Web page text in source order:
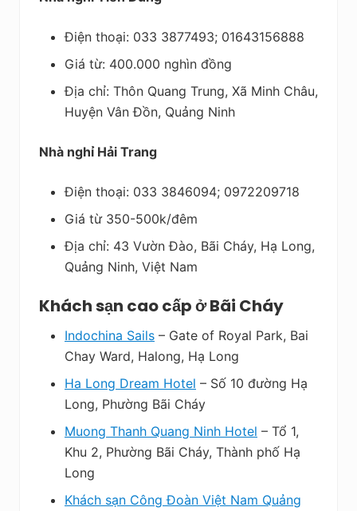
Điện thoại: 033 3877493; 01643156888
Giá từ: 400.000 nghìn đồng
Địa chỉ: Thôn Quang Trung, Xã Minh Châu,
Huyện Vân Đồn, Quảng Ninh
Nhà nghỉ Hải Trang
Điện thoại: 033 3846094; 0972209718
Giá từ 350-500k/đêm
Địa chỉ: 43 Vườn Đào, Bãi Cháy, Hạ Long,
Quảng Ninh, Việt Nam
Khách sạn cao cấp ở Bãi Cháy
Indochina Sails – Gate of Royal Park, Bai
Chay Ward, Halong, Hạ Long
Ha Long Dream Hotel – Số 10 đường Hạ
Long, Phường Bãi Cháy
Muong Thanh Quang Ninh Hotel – Tổ 1,
Khu 2, Phường Bãi Cháy, Thành phố Hạ
Long
Khách sạn Công Đoàn Việt Nam Quảng